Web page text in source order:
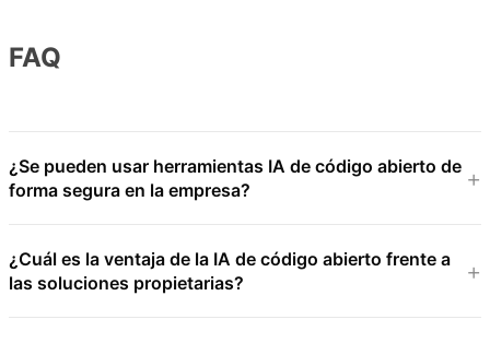
FAQ
¿Se pueden usar herramientas IA de código abierto de
forma segura en la empresa?
¿Cuál es la ventaja de la IA de código abierto frente a
las soluciones propietarias?